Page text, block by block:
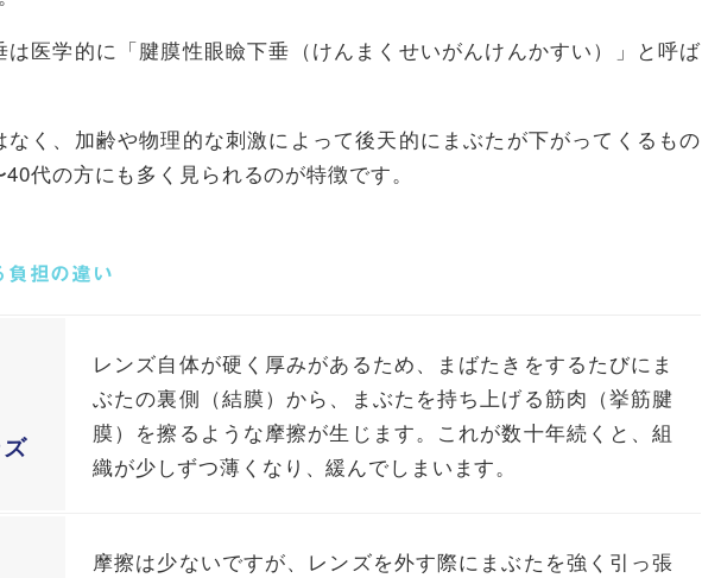
は医学的に「腱膜性眼瞼下垂（けんまくせいがんけんかすい）」と呼ば
く、加齢や物理的な刺激によって後天的にまぶたが下がってくるもの
代の方にも多く見られるのが特徴です。
負担の違い
レンズ自体が硬く厚みがあるため、まばたきをするたびにま
ぶたの裏側（結膜）から、まぶたを持ち上げる筋肉（挙筋腱
膜）を擦るような摩擦が生じます。これが数十年続くと、組
織が少しずつ薄くなり、緩んでしまいます。
摩擦は少ないですが、レンズを外す際にまぶたを強く引っ張